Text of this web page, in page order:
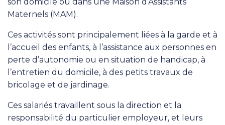
Maternels (MAM).
Ces activités sont principalement liées à la garde et à
l’accueil des enfants, à l’assistance aux personnes en
perte d’autonomie ou en situation de handicap, à
l’entretien du domicile, à des petits travaux de
bricolage et de jardinage.
Ces salariés travaillent sous la direction et la
responsabilité du particulier employeur, et leurs